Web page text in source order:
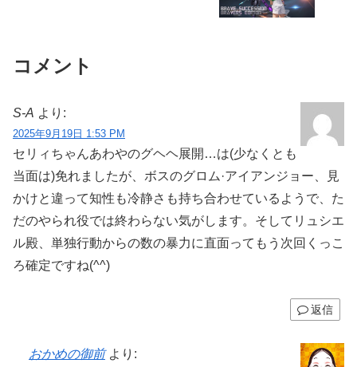
コメント
S-A より:
2025年9月19日 1:53 PM
セリィちゃんあわやのグヘヘ展開…は(少なくとも
当面は)免れましたが、ボスのグロム·アイアンジョー、見
かけと違って知性も冷静さも持ち合わせているようで、た
だのやられ役では終わらない気がします。そしてリュシエ
ル殿、単独行動からの数の暴力に直面ってもう次回くっこ
ろ確定ですね(⁠^⁠^⁠)
返信
おかめの御前 より: